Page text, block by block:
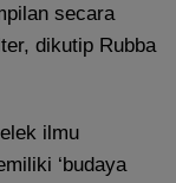
secara
dikutip Rubba
ilmu
‘budaya